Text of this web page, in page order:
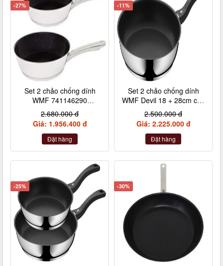
-27%
Set 2 chảo chống dính
WMF 741146290
24+28cm cán inox nội địa
Đức
2.680.000 đ
Giá: 1.956.400 đ
Đặt hàng
-11%
Set 2 chảo chống dính
WMF Devil 18 + 28cm cán
nhựa
2.500.000 đ
Giá: 2.225.000 đ
Đặt hàng
-25% -30%